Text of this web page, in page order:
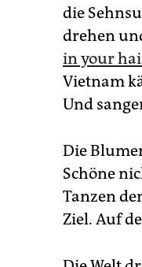
die
drehen
in your
Vietnam
Und
Die
Schöne
Tanzen
Ziel. Auf